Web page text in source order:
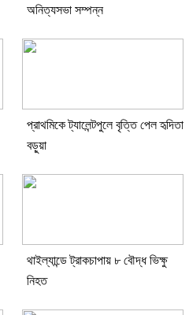
অনিত্যসভা সম্পন্ন
প্রাথমিকে ট্যালেন্টপুলে বৃত্তি পেল হৃদিতা
বড়ুয়া
থাইল্যান্ডে ট্রাকচাপায় ৮ বৌদ্ধ ভিক্ষু
নিহত